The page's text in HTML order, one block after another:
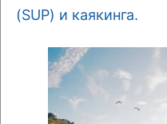
(SUP) и каякинга.